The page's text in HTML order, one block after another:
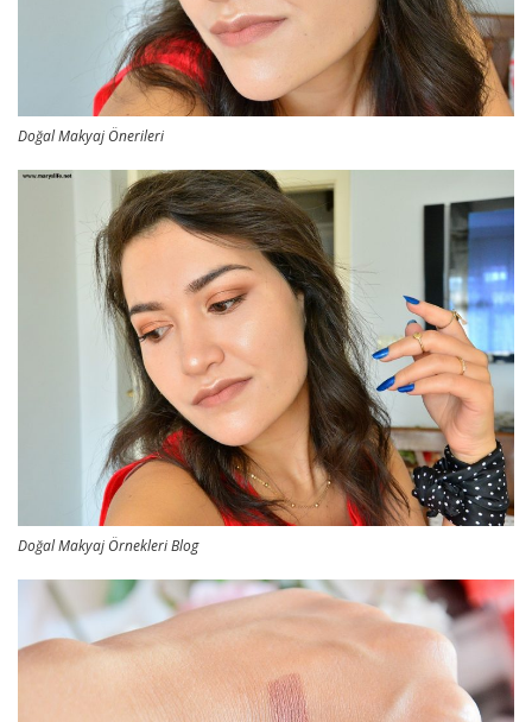
Doğal Makyaj Önerileri
Doğal Makyaj Örnekleri Blog